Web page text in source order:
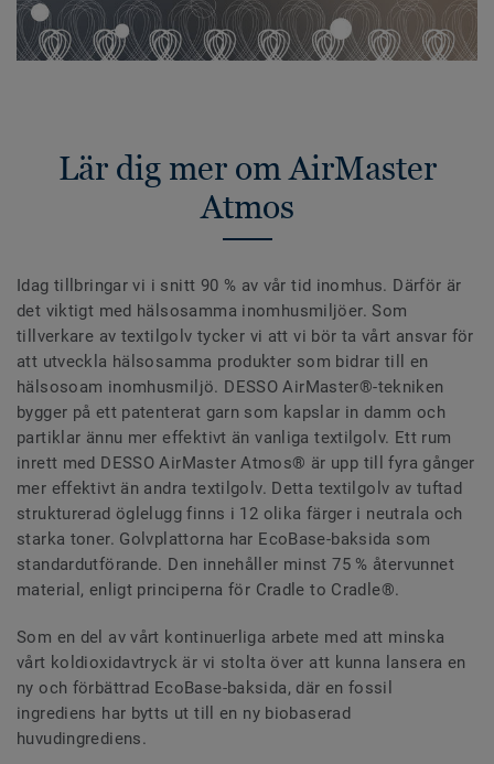
Lär dig mer om AirMaster
Atmos
Idag tillbringar vi i snitt 90 % av vår tid inomhus. Därför är
det viktigt med hälsosamma inomhusmiljöer. Som
tillverkare av textilgolv tycker vi att vi bör ta vårt ansvar för
att utveckla hälsosamma produkter som bidrar till en
hälsosoam inomhusmiljö. DESSO AirMaster®-tekniken
bygger på ett patenterat garn som kapslar in damm och
partiklar ännu mer effektivt än vanliga textilgolv. Ett rum
inrett med DESSO AirMaster Atmos® är upp till fyra gånger
mer effektivt än andra textilgolv. Detta textilgolv av tuftad
strukturerad öglelugg finns i 12 olika färger i neutrala och
starka toner. Golvplattorna har EcoBase-baksida som
standardutförande. Den innehåller minst 75 % återvunnet
material, enligt principerna för Cradle to Cradle®.
Som en del av vårt kontinuerliga arbete med att minska
vårt koldioxidavtryck är vi stolta över att kunna lansera en
ny och förbättrad EcoBase-baksida, där en fossil
ingrediens har bytts ut till en ny biobaserad
huvudingrediens.